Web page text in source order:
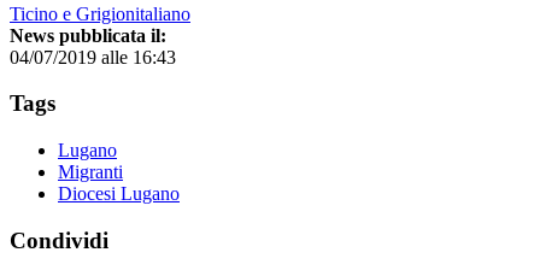
Ticino e Grigionitaliano
News pubblicata il:
04/07/2019 alle 16:43
Tags
Lugano
Migranti
Diocesi Lugano
Condividi